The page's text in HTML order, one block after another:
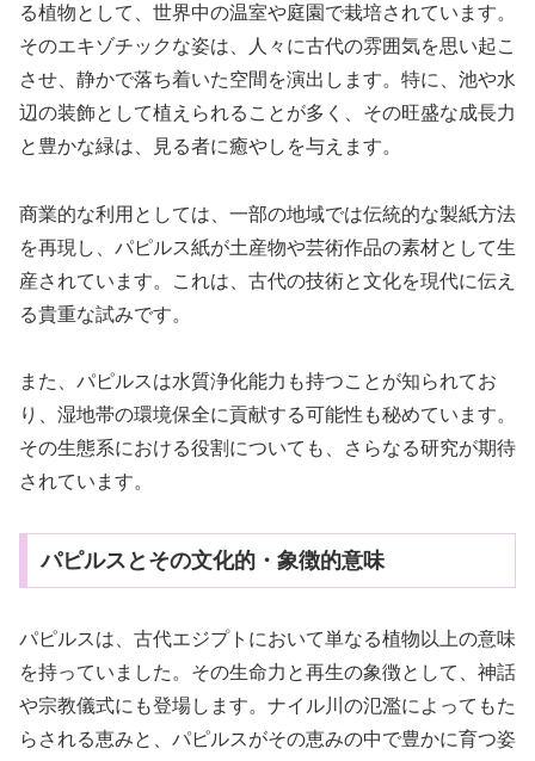
る植物として、世界中の温室や庭園で栽培されています。
そのエキゾチックな姿は、人々に古代の雰囲気を思い起こ
させ、静かで落ち着いた空間を演出します。特に、池や水
辺の装飾として植えられることが多く、その旺盛な成長力
と豊かな緑は、見る者に癒やしを与えます。
商業的な利用としては、一部の地域では伝統的な製紙方法
を再現し、パピルス紙が土産物や芸術作品の素材として生
産されています。これは、古代の技術と文化を現代に伝え
る貴重な試みです。
また、パピルスは水質浄化能力も持つことが知られてお
り、湿地帯の環境保全に貢献する可能性も秘めています。
その生態系における役割についても、さらなる研究が期待
されています。
パピルスとその文化的・象徴的意味
パピルスは、古代エジプトにおいて単なる植物以上の意味
を持っていました。その生命力と再生の象徴として、神話
や宗教儀式にも登場します。ナイル川の氾濫によってもた
らされる恵みと、パピルスがその恵みの中で豊かに育つ姿